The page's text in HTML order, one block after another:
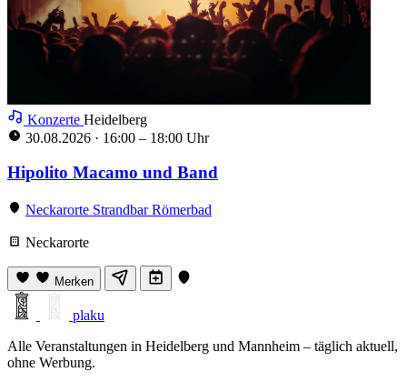
Konzerte Heidelberg
30.08.2026 · 16:00 – 18:00 Uhr
Hipolito Macamo und Band
Neckarorte Strandbar Römerbad
Neckarorte
Merken
plaku
Alle Veranstaltungen in Heidelberg und Mannheim – täglich aktuell,
ohne Werbung.